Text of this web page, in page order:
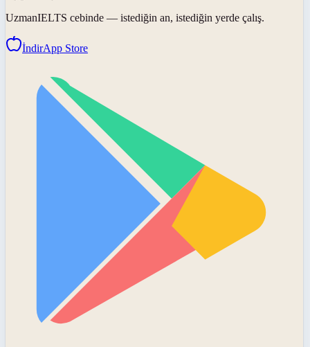
UzmanIELTS cebinde — istediğin an, istediğin yerde çalış.
İndirApp Store